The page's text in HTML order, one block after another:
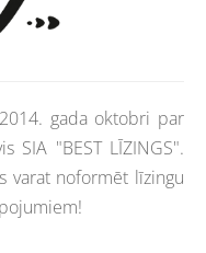
gada oktobri par
SIA "BEST LĪZINGS".
varat noformēt līzingu